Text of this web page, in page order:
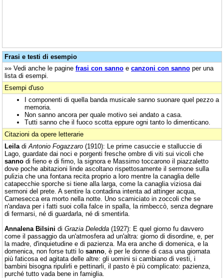
Frasi e testi di esempio
»» Vedi anche le pagine frasi con sanno e canzoni con sanno per una
lista di esempi.
Esempi d'uso
I componenti di quella banda musicale sanno suonare quel pezzo a
memoria.
Non sanno ancora per quale motivo sei andato a casa.
Tutti sanno che il fuoco scotta eppure ogni tanto lo dimenticano.
Citazioni da opere letterarie
Leila di Antonio Fogazzaro (1910): Le prime casuccie e stalluccie di
Lago, guardate dai noci e porgenti fresche ombre di viti sui vicoli che
sanno di fieno e di fimo, la signora e Massimo toccarono il piazzaletto
dove poche abitazioni linde ascoltano rispettosamente il sermone sulla
pulizia che una fontana recita proprio a loro mentre la canaglia delle
catapecchie sporche si tiene alla larga, come la canaglia viziosa dai
sermoni del prete. A sentire la contadina intenta ad attinger acqua,
Carnesecca era morto nella notte. Uno scamiciato in zoccoli che se
n'andava per i fatti suoi colla falce in spalla, la rimbeccò, senza degnare
di fermarsi, né di guardarla, né di smentirla.
Annalena Bilsini di Grazia Deledda (1927): E quel giorno fu davvero
come il passaggio da un'atmosfera ad un'altra: giorno di disordine, e, per
la madre, d'inquietudine e di pazienza. Ma era anche di domenica, e la
domenica, non forse tutti lo sanno , è per le donne di casa una giornata
più faticosa ed agitata delle altre: gli uomini si cambiano di vesti, i
bambini bisogna ripulirli e pettinarli, il pasto è più complicato: pazienza,
purché tutto vada bene in famiglia.